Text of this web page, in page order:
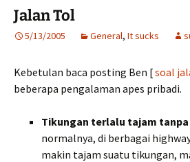
Jalan Tol
5/13/2005 General, It sucks
Kebetulan baca posting Ben [soal
beberapa pengalaman apes pribadi.
Tikungan terlalu tajam
normalnya, di berbagai
makin tajam suatu tikungan,